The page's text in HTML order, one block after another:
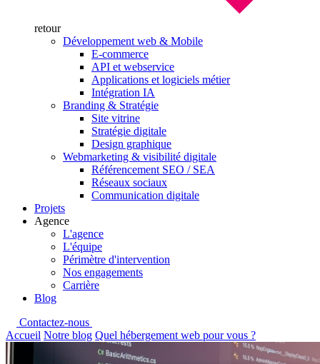
retour
Développement web & Mobile
E-commerce
API et webservice
Applications et logiciels métier
Intégration IA
Branding & Stratégie
Site vitrine
Stratégie digitale
Design graphique
Webmarketing & visibilité digitale
Référencement SEO / SEA
Réseaux sociaux
Communication digitale
Projets
Agence
L'agence
L'équipe
Périmètre d'intervention
Nos engagements
Carrière
Blog
Contactez-nous
Accueil Notre blog Quel hébergement web pour vous ?